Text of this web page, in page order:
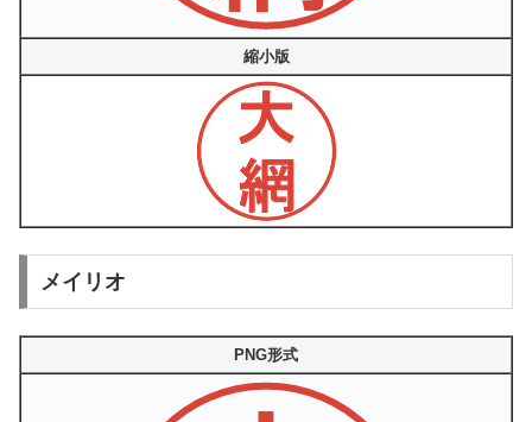
縮小版
メイリオ
PNG形式